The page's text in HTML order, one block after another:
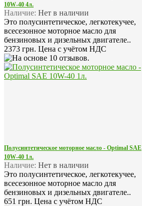
10W-40 4л.
Наличие: Нет в наличии
Это полусинтетическое, легкотекучее,
всесезонное моторное масло для
бензиновых и дизельных двигателе..
2373 грн. Цена с учётом НДС
Полусинтетическое моторное масло - Optimal SAE
10W-40 1л.
Наличие: Нет в наличии
Это полусинтетическое, легкотекучее,
всесезонное моторное масло для
бензиновых и дизельных двигателе..
651 грн. Цена с учётом НДС